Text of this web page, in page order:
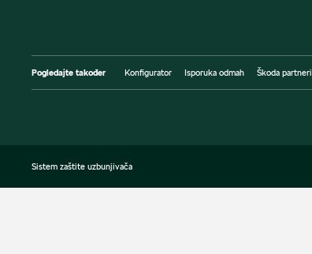
Pogledajte također Konfigurator Isporuka odmah Škoda partneri
Sistem zaštite uzbunjivača